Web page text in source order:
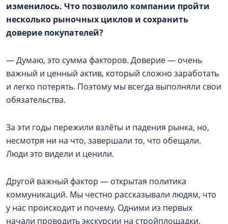
изменилось. Что позволило компании пройти
несколько рыночных циклов и сохранить
доверие покупателей?
— Думаю, это сумма факторов. Доверие — очень
важный и ценный актив, который сложно заработать
и легко потерять. Поэтому мы всегда выполняли свои
обязательства.
За эти годы пережили взлёты и падения рынка, но,
несмотря ни на что, завершали то, что обещали.
Люди это видели и ценили.
Другой важный фактор — открытая политика
коммуникаций. Мы честно рассказывали людям, что
у нас происходит и почему. Одними из первых
начали проводить экскурсии на стройплощадки,